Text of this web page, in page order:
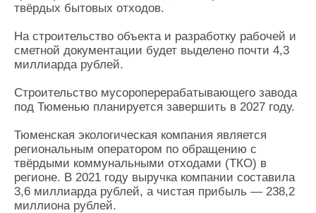
твёрдых бытовых отходов.
На строительство объекта и разработку рабочей и
сметной документации будет выделено почти 4,3
миллиарда рублей.
Строительство мусороперерабатывающего завода
под Тюменью планируется завершить в 2027 году.
Тюменская экологическая компания является
региональным оператором по обращению с
твёрдыми коммунальными отходами (ТКО) в
регионе. В 2021 году выручка компании составила
3,6 миллиарда рублей, а чистая прибыль — 238,2
миллиона рублей.